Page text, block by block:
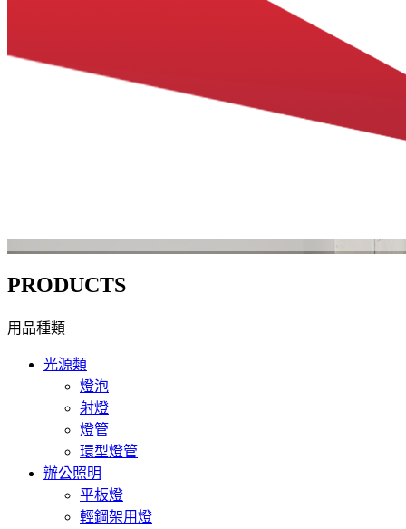
PRODUCTS
用品種類
光源類
燈泡
射燈
燈管
環型燈管
辦公照明
平板燈
輕鋼架用燈